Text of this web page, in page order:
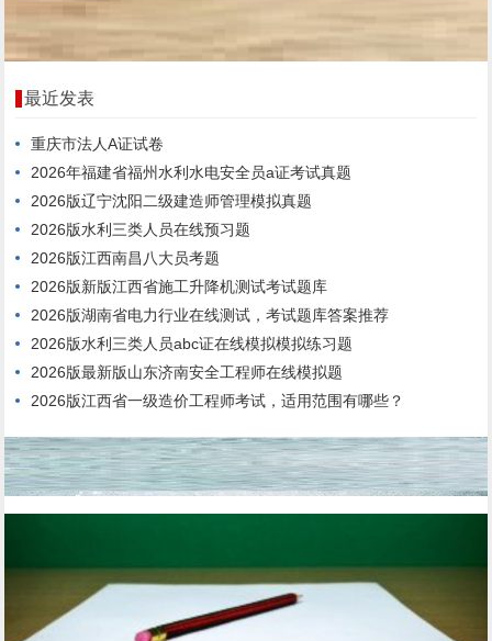
最近发表
重庆市法人A证试卷
2026年福建省福州水利水电安全员a证考试真题
2026版辽宁沈阳二级建造师管理模拟真题
2026版水利三类人员在线预习题
2026版江西南昌八大员考题
2026版新版江西省施工升降机测试考试题库
2026版湖南省电力行业在线测试，考试题库答案推荐
2026版水利三类人员abc证在线模拟模拟练习题
2026版最新版山东济南安全工程师在线模拟题
2026版江西省一级造价工程师考试，适用范围有哪些？